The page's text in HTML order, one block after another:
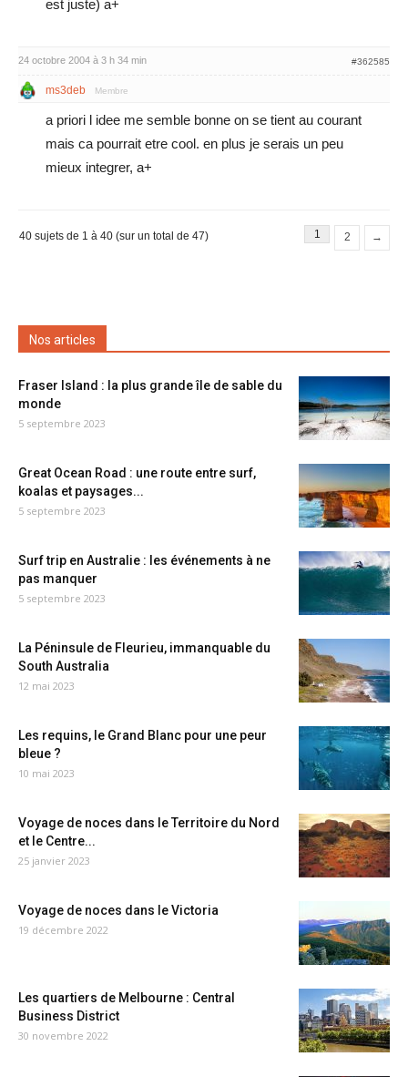
est juste) a+
24 octobre 2004 à 3 h 34 min #362585
ms3deb Membre
a priori l idee me semble bonne on se tient au courant
mais ca pourrait etre cool. en plus je serais un peu
mieux integrer, a+
40 sujets de 1 à 40 (sur un total de 47) 1 2 →
Nos articles
Fraser Island : la plus grande île de sable du
monde
5 septembre 2023
Great Ocean Road : une route entre surf,
koalas et paysages...
5 septembre 2023
Surf trip en Australie : les événements à ne
pas manquer
5 septembre 2023
La Péninsule de Fleurieu, immanquable du
South Australia
12 mai 2023
Les requins, le Grand Blanc pour une peur
bleue ?
10 mai 2023
Voyage de noces dans le Territoire du Nord
et le Centre...
25 janvier 2023
Voyage de noces dans le Victoria
19 décembre 2022
Les quartiers de Melbourne : Central
Business District
30 novembre 2022